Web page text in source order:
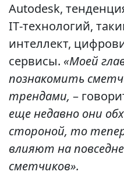
Autodesk,
IT‑технологий,
интеллект,
сервисы. «Моей
познакомить
трендами, –
еще недавно они
стороной, то
влияют на
сметчиков».